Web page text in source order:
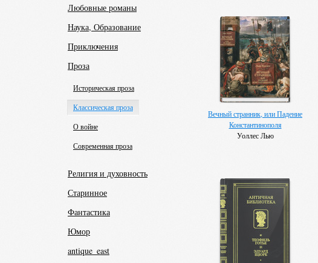
Любовные романы
Наука, Образование
Приключения
Проза
Историческая проза
Классическая проза
О войне
Современная проза
Религия и духовность
Старинное
Фантастика
Юмор
antique_east
Вечный странник, или Падение
Константинополя
Уоллес Лью